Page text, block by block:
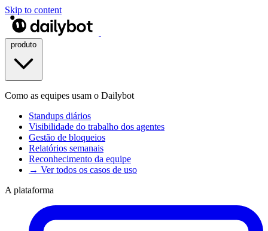
Skip to content
Como as equipes usam o Dailybot
Standups diários
Visibilidade do trabalho dos agentes
Gestão de bloqueios
Relatórios semanais
Reconhecimento da equipe
→ Ver todos os casos de uso
A plataforma